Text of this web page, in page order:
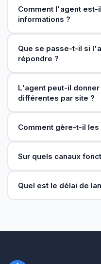
Comment l'agent est-
informations ?
Que se passe-t-il si
répondre ?
L'agent peut-il
différentes par site ?
Comment gère-t-il
Sur quels canaux
Quel est le délai de